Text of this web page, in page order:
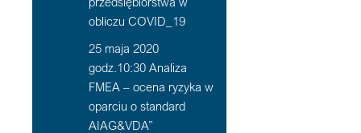
obliczu COVID_19
25 maja 2020
godz.10:30 Analiza
FMEA – ocena ryzyka w
oparciu o standard
AIAG&VDA”